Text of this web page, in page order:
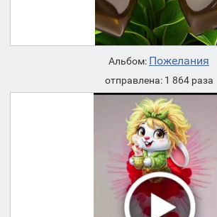
Альбом: Пожелания
отправлена: 1 864 раза